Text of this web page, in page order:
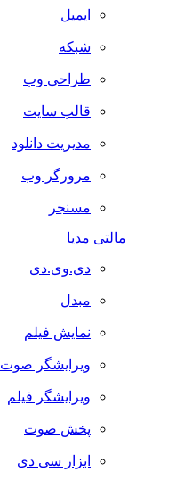
ایمیل
شبکه
طراحی وب
قالب سایت
مدیریت دانلود
مرورگر وب
مسنجر
مالتی مدیا
دی.وی.دی
مبدل
نمایش فیلم
ویرایشگر صوت
ویرایشگر فیلم
پخش صوت
ابزار سی دی